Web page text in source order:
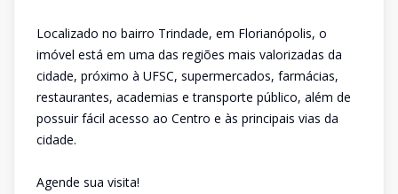
Localizado no bairro Trindade, em Florianópolis, o
imóvel está em uma das regiões mais valorizadas da
cidade, próximo à UFSC, supermercados, farmácias,
restaurantes, academias e transporte público, além de
possuir fácil acesso ao Centro e às principais vias da
cidade.
Agende sua visita!